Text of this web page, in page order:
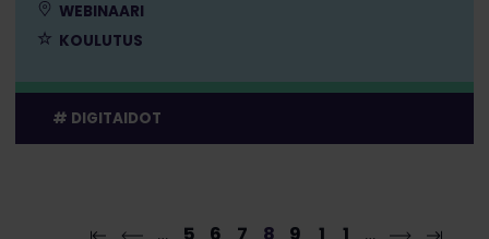
WEBINAARI
KOULUTUS
DIGITAIDOT